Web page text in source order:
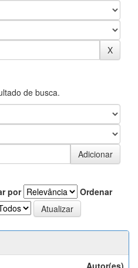
de busca.
por
Ordenar
Autor(es)